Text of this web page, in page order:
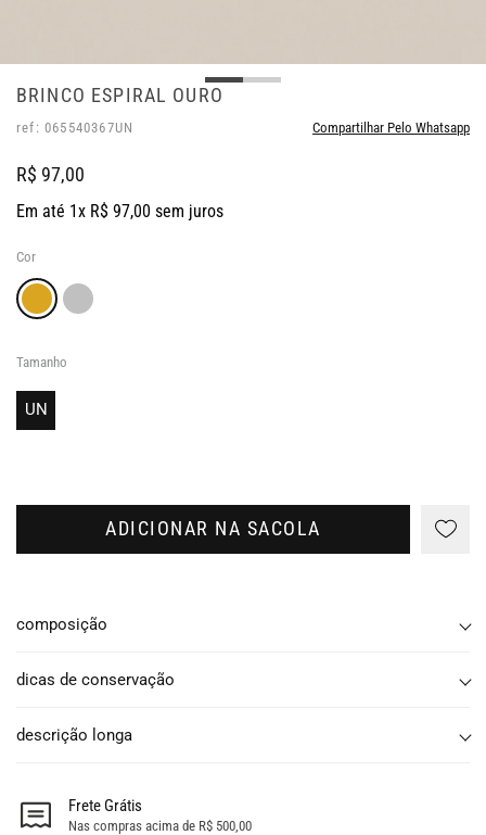
BRINCO ESPIRAL OURO
ref: 065540367UN Compartilhar Pelo Whatsapp
R$ 97,00
Em até 1x R$ 97,00 sem juros
Cor
Tamanho
UN
ADICIONAR NA SACOLA
composição
dicas de conservação
descrição longa
Frete Grátis
Nas compras acima de R$ 500,00